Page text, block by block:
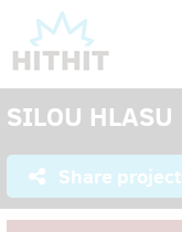
SILOU HLASU
Share project